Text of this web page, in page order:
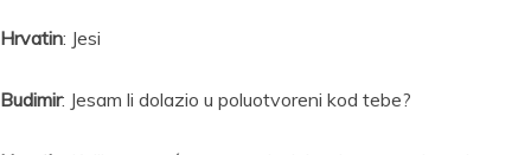
Hrvatin: Jesi
Budimir: Jesam li dolazio u poluotvoreni kod tebe?